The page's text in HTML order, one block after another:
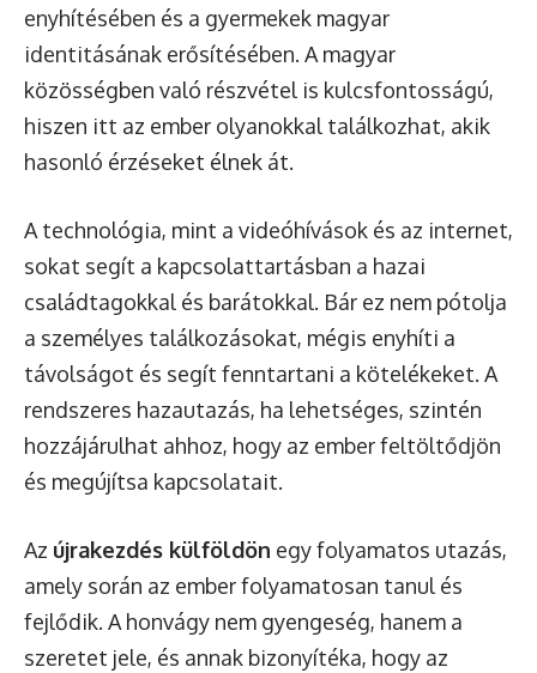
enyhítésében és a gyermekek magyar
identitásának erősítésében. A magyar
közösségben való részvétel is kulcsfontosságú,
hiszen itt az ember olyanokkal találkozhat, akik
hasonló érzéseket élnek át.
A technológia, mint a videóhívások és az internet,
sokat segít a kapcsolattartásban a hazai
családtagokkal és barátokkal. Bár ez nem pótolja
a személyes találkozásokat, mégis enyhíti a
távolságot és segít fenntartani a kötelékeket. A
rendszeres hazautazás, ha lehetséges, szintén
hozzájárulhat ahhoz, hogy az ember feltöltődjön
és megújítsa kapcsolatait.
Az újrakezdés külföldön egy folyamatos utazás,
amely során az ember folyamatosan tanul és
fejlődik. A honvágy nem gyengeség, hanem a
szeretet jele, és annak bizonyítéka, hogy az